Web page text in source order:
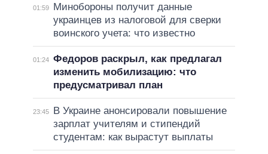
01:59
Минобороны получит данные
украинцев из налоговой для сверки
воинского учета: что известно
01:24 Федоров раскрыл, как предлагал
изменить мобилизацию: что
предусматривал план
23:45
В Украине анонсировали повышение
зарплат учителям и стипендий
студентам: как вырастут выплаты